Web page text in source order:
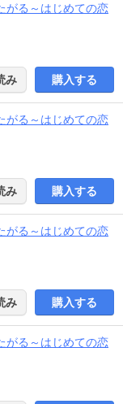
がる～はじめての恋
み 購入する
がる～はじめての恋
み 購入する
がる～はじめての恋
み 購入する
がる～はじめての恋